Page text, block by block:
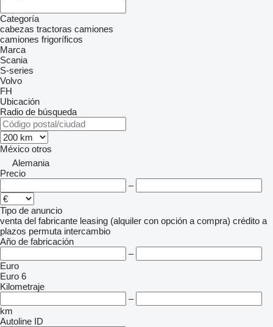
Categoría
cabezas tractoras camiones
camiones frigoríficos
Marca
Scania
S-series
Volvo
FH
Ubicación
Radio de búsqueda
México otros
Alemania
Precio
–
Tipo de anuncio
venta del fabricante leasing (alquiler con opción a compra) crédito a
plazos permuta intercambio
Año de fabricación
–
Euro
Euro 6
Kilometraje
–
km
Autoline ID